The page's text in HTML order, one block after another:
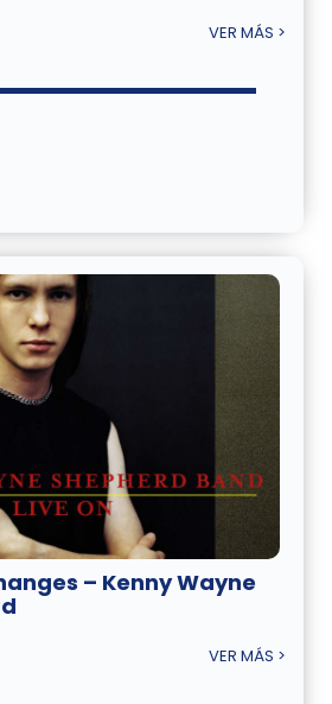
VER MÁS >
– Kenny Wayne
VER MÁS >